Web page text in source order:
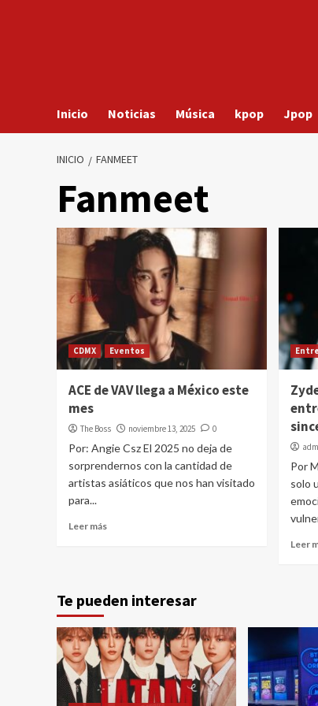
Inicio Noticias Música kpop Jpop
INICIO FANMEET
Fanmeet
CDMX Eventos
ACE de VAV llega a México este
mes
The Boss noviembre 13, 2025 0
Por: Angie Csz El 2025 no deja de
sorprendernos con la cantidad de
artistas asiáticos que nos han visitado
para...
Leer más
Por
solo
Leer
Te pueden interesar